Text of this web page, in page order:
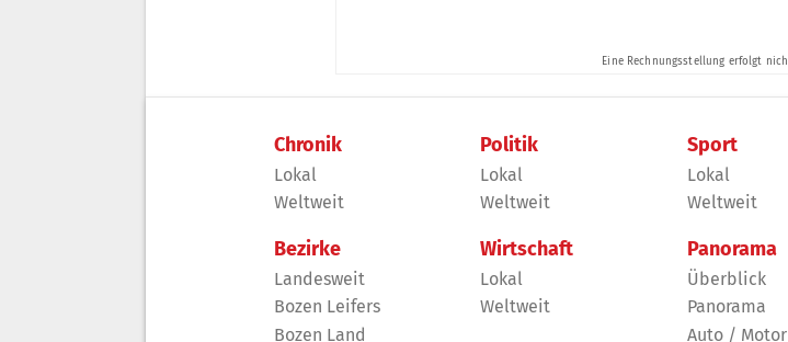
Chronik
Lokal
Weltweit
Bezirke
Landesweit
Bozen Leifers
Bozen Land
Politik
Lokal
Weltweit
Wirtschaft
Lokal
Weltweit
Sport
Lokal
Weltweit
Panorama
Überblick
Panorama
Auto / Motor